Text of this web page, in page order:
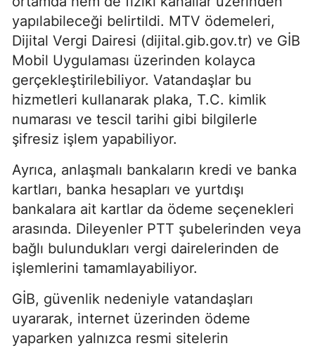
yapılabileceği belirtildi. MTV ödemeleri,
Dijital Vergi Dairesi (dijital.gib.gov.tr) ve GİB
Mobil Uygulaması üzerinden kolayca
gerçekleştirilebiliyor. Vatandaşlar bu
hizmetleri kullanarak plaka, T.C. kimlik
numarası ve tescil tarihi gibi bilgilerle
şifresiz işlem yapabiliyor.
Ayrıca, anlaşmalı bankaların kredi ve banka
kartları, banka hesapları ve yurtdışı
bankalara ait kartlar da ödeme seçenekleri
arasında. Dileyenler PTT şubelerinden veya
bağlı bulundukları vergi dairelerinden de
işlemlerini tamamlayabiliyor.
GİB, güvenlik nedeniyle vatandaşları
uyararak, internet üzerinden ödeme
yaparken yalnızca resmi sitelerin